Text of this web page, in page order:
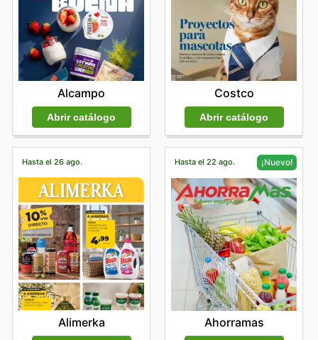
semana. Suscríbete al Newsletter para recibir las
últimas ofertas Ecofamilia y aprovechar al máximo cada
compra.
Alcampo
Abrir catálogo
Costco
Abrir catálogo
Hasta el 26 ago.
Alimerka
Hasta el 22 ago. ¡Nuevo!
Ahorramas